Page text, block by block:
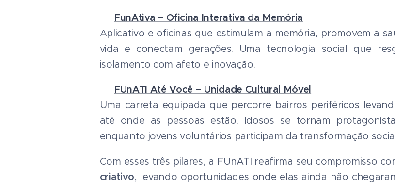
FunAtiva – Oficina Interativa da Memória
Aplicativo e oficinas que estimulam a memória, promovem a
vida e conectam gerações. Uma tecnologia social que
isolamento com afeto e inovação.
FUnATI Até Você – Unidade Cultural Móvel
Uma carreta equipada que percorre bairros periféricos
até onde as pessoas estão. Idosos se tornam
enquanto jovens voluntários participam da transformação
Com esses três pilares, a FUnATI reafirma seu compromisso
criativo, levando oportunidades onde elas ainda não